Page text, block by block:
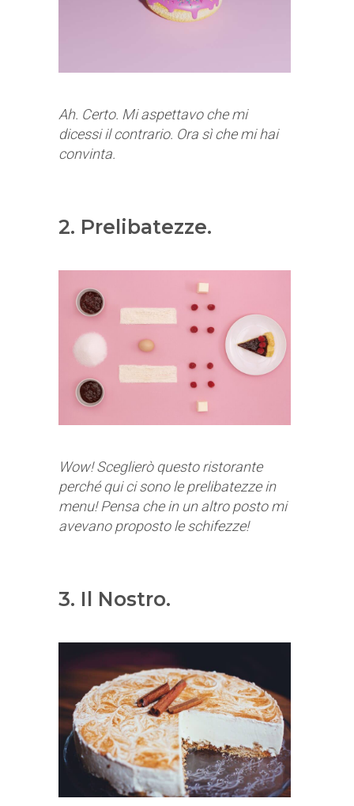
Ah. Certo. Mi aspettavo che mi
dicessi il contrario. Ora sì che mi hai
convinta.
2. Prelibatezze.
Wow! Sceglierò questo ristorante
perché qui ci sono le prelibatezze in
menu! Pensa che in un altro posto mi
avevano proposto le schifezze!
3. Il Nostro.